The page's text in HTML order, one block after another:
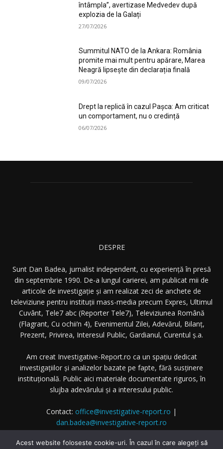
întâmpla”, avertizase Medvedev după
explozia de la Galați
27/07/2026
Summitul NATO de la Ankara: România
promite mai mult pentru apărare, Marea
Neagră lipsește din declarația finală
09/07/2026
Drept la replică în cazul Pașca: Am criticat
un comportament, nu o credință
06/07/2026
DESPRE
Sunt Dan Badea, jurnalist independent, cu experiență în presă
din septembrie 1990. De-a lungul carierei, am publicat mii de
articole de investigație și am realizat zeci de anchete de
televiziune pentru instituții mass-media precum Expres, Ultimul
Cuvânt, Tele7 abc (Reporter Tele7), Televiziunea Română
(Flagrant, Cu ochii’n 4), Evenimentul Zilei, Adevărul, Bilanț,
Prezent, Privirea, Interesul Public, Gardianul, Curentul ș.a.
Am creat Investigative-Report.ro ca un spațiu dedicat
investigațiilor și analizelor bazate pe fapte, fără susținere
instituțională. Public aici materiale documentate riguros, în
slujba adevărului și a interesului public.
Contact: office@investigative-report.ro |
dan.badea@investigative-report.ro
© 2025 Investigative-Report.ro. Toate drepturile rezervate.
Acest website foloseste cookie-uri. În cazul în care alegeți să